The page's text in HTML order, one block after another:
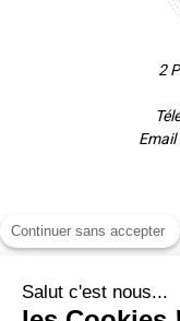
2
Continuer sans accepter
Salut c'est nous...